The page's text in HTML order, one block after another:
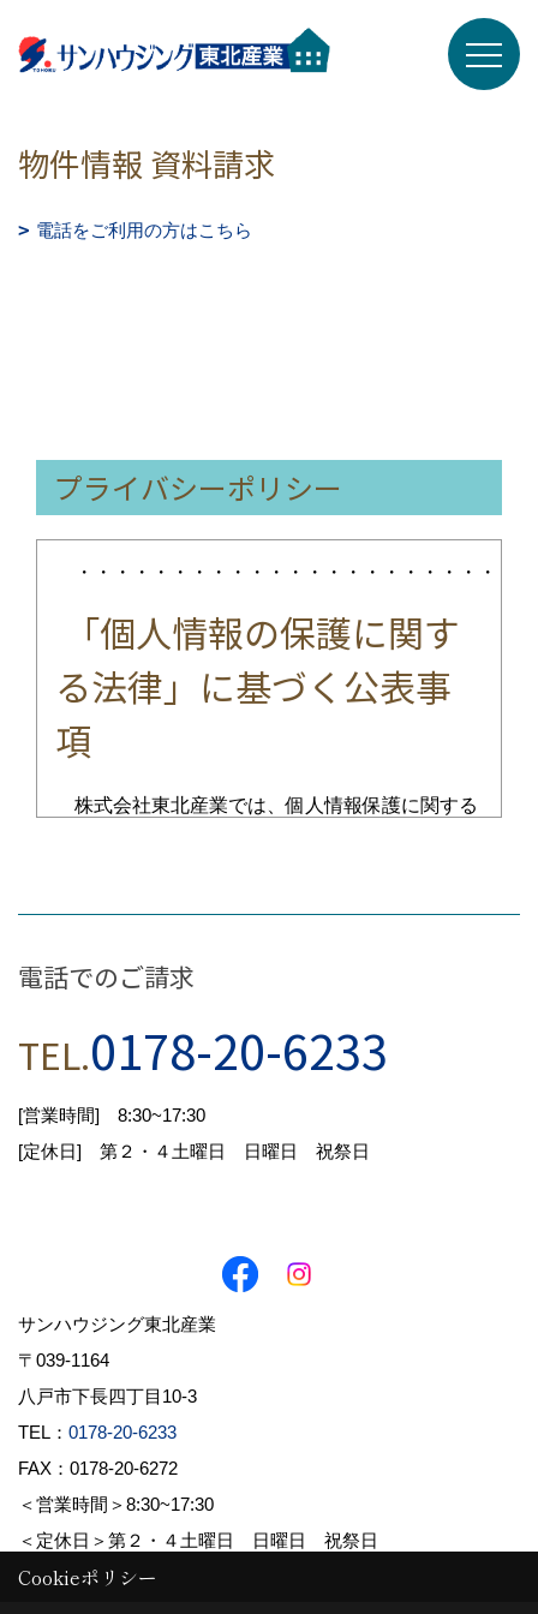
物件情報 資料請求
電話をご利用の方はこちら
プライバシーポリシー
・・・・・・・・・・・・・・・・・・・・・・・
「個人情報の保護に関す
る法律」に基づく公表事
項
株式会社東北産業では、個人情報保護に関する
します。
個人情報の利用目的の公表に
関する事項
合は、その都度利用目的を明示させていただきま
1.お客様からのお問合せの対応
3.お客様の家づくりに関するご提案
4.必要に応じてお客様へのご連絡
電話でのご請求
TEL.0178-20-6233
[営業時間] 8:30~17:30
[定休日] 第２・４土曜日 日曜日 祝祭日
サンハウジング東北産業
〒039-1164
八戸市下長四丁目10-3
TEL： 0178-20-6233
FAX：0178-20-6272
＜営業時間＞8:30~17:30
＜定休日＞第２・４土曜日 日曜日 祝祭日
Cookieポリシー